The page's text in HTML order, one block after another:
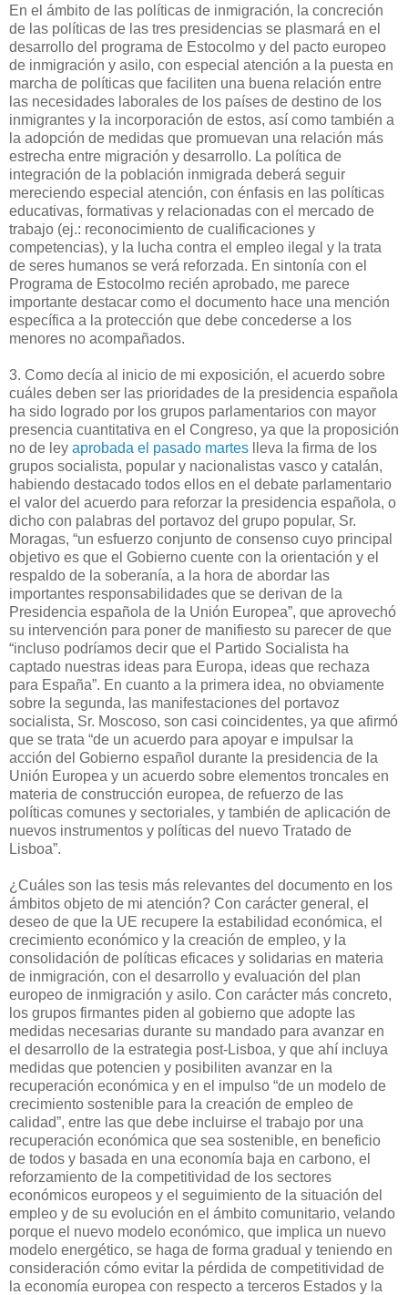
En el ámbito de las políticas de inmigración, la concreción
de las políticas de las tres presidencias se plasmará en el
desarrollo del programa de Estocolmo y del pacto europeo
de inmigración y asilo, con especial atención a la puesta en
marcha de políticas que faciliten una buena relación entre
las necesidades laborales de los países de destino de los
inmigrantes y la incorporación de estos, así como también a
la adopción de medidas que promuevan una relación más
estrecha entre migración y desarrollo. La política de
integración de la población inmigrada deberá seguir
mereciendo especial atención, con énfasis en las políticas
educativas, formativas y relacionadas con el mercado de
trabajo (ej.: reconocimiento de cualificaciones y
competencias), y la lucha contra el empleo ilegal y la trata
de seres humanos se verá reforzada. En sintonía con el
Programa de Estocolmo recién aprobado, me parece
importante destacar como el documento hace una mención
específica a la protección que debe concederse a los
menores no acompañados.
3. Como decía al inicio de mi exposición, el acuerdo sobre
cuáles deben ser las prioridades de la presidencia española
ha sido logrado por los grupos parlamentarios con mayor
presencia cuantitativa en el Congreso, ya que la proposición
no de ley aprobada el pasado martes
lleva la firma de los
grupos socialista, popular y nacionalistas vasco y catalán,
habiendo destacado todos ellos en el debate parlamentario
el valor del acuerdo para reforzar la presidencia española, o
dicho con palabras del portavoz del grupo popular, Sr.
Moragas, “un esfuerzo conjunto de consenso cuyo principal
objetivo es que el Gobierno cuente con la orientación y el
respaldo de la soberanía, a la hora de abordar las
importantes responsabilidades que se derivan de la
Presidencia española de la Unión Europea”, que aprovechó
su intervención para poner de manifiesto su parecer de que
“incluso podríamos decir que el Partido Socialista ha
captado nuestras ideas para Europa, ideas que rechaza
para España”. En cuanto a la primera idea, no obviamente
sobre la segunda, las manifestaciones del portavoz
socialista, Sr. Moscoso, son casi coincidentes, ya que afirmó
que se trata “de un acuerdo para apoyar e impulsar la
acción del Gobierno español durante la presidencia de la
Unión Europea y un acuerdo sobre elementos troncales en
materia de construcción europea, de refuerzo de las
políticas comunes y sectoriales, y también de aplicación de
nuevos instrumentos y políticas del nuevo Tratado de
Lisboa”.
¿Cuáles son las tesis más relevantes del documento en los
ámbitos objeto de mi atención? Con carácter general, el
deseo de que la UE recupere la estabilidad económica, el
crecimiento económico y la creación de empleo, y la
consolidación de políticas eficaces y solidarias en materia
de inmigración, con el desarrollo y evaluación del plan
europeo de inmigración y asilo. Con carácter más concreto,
los grupos firmantes piden al gobierno que adopte las
medidas necesarias durante su mandado para avanzar en
el desarrollo de la estrategia post-Lisboa, y que ahí incluya
medidas que potencien y posibiliten avanzar en la
recuperación económica y en el impulso “de un modelo de
crecimiento sostenible para la creación de empleo de
calidad”, entre las que debe incluirse el trabajo por una
recuperación económica que sea sostenible, en beneficio
de todos y basada en una economía baja en carbono, el
reforzamiento de la competitividad de los sectores
económicos europeos y el seguimiento de la situación del
empleo y de su evolución en el ámbito comunitario, velando
porque el nuevo modelo económico, que implica un nuevo
modelo energético, se haga de forma gradual y teniendo en
consideración cómo evitar la pérdida de competitividad de
la economía europea con respecto a terceros Estados y la